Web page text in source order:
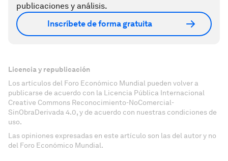
publicaciones y análisis.
Inscríbete de forma gratuita
Licencia y republicación
Los artículos del Foro Económico Mundial pueden volver a
publicarse de acuerdo con la Licencia Pública Internacional
Creative Commons Reconocimiento-NoComercial-
SinObraDerivada 4.0, y de acuerdo con nuestras condiciones de
uso.
Las opiniones expresadas en este artículo son las del autor y no
del Foro Económico Mundial.